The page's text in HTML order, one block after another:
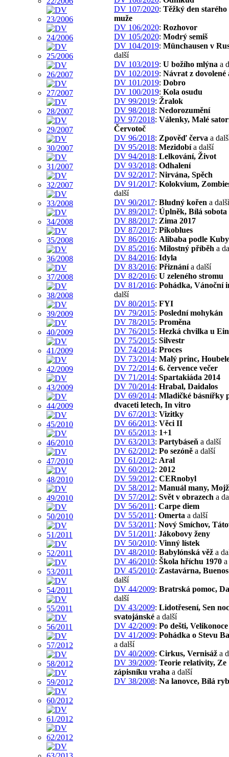
DV 107/2020: Těžký den starého
muže
DV 106/2020: Rozhovor
DV 105/2020: Modrý semiš
DV 104/2019: Münchausen v
další
DV 103/2019: U božího mlýna a
DV 102/2019: Návrat z dovolené
DV 101/2019: Dobro
DV 100/2019: Kola osudu
DV 99/2019: Žralok
DV 98/2018: Nedorozumění
DV 97/2018: Válenky, Malé
Červotoč
DV 96/2018: Zpověď červa a
DV 95/2018: Mezidobía další
DV 94/2018: Lelkování, Život
DV 93/2018: Odhalení
DV 92/2017: Nirvána, Spěch
DV 91/2017: Kolokvium,
další
DV 90/2017: Bludný kořen a další
DV 89/2017: Úplněk, Bílá sobota
DV 88/2017: Zima 2017
DV 87/2017: Pikoblues
DV 86/2016: Alibaba podle Kuby
DV 85/2016: Milostný příběh a
DV 84/2016: Idyla
DV 83/2016: Přiznánía další
DV 82/2016: U zeleného stromu
DV 81/2016: Pohádka, Vánoční
další
DV 80/2015: FYI
DV 79/2015: Poslední mohykán
DV 78/2015: Proměna
DV 76/2015: Hezká chvilka u
DV 75/2015: Silvestr
DV 74/2014: Proces
DV 73/2014: Malý princ,
DV 72/2014: 6. července večer
DV 71/2014: Spartakiáda 2014
DV 70/2014: Hrabal, Daidalos
DV 69/2014: Mladičké básnířky
dvaceti letech, In vitro
DV 67/2013: Vizitky
DV 66/2013: Věci II
DV 65/2013: 1+1
DV 63/2013: Partybáseň a další
DV 62/2012: Po sezóně a další
DV 61/2012: Aral
DV 60/2012: 2012
DV 59/2012: CERnobyl
DV 58/2012: Manuál many,
DV 57/2012: Svět v obrazech a
DV 56/2011 : Carpe diem
DV 55/2011 : Omerta a další
DV 53/2011 : Nový Smíchov,
DV 51/2011 : Jákobovy ženy
DV 50/2010: Vinný lístek
DV 48/2010: Babylónská věž a
DV 46/2010: Škola hříchu 1970
DV 45/2010: Zastavárna,
další
DV 44/2009: Bratrská pomoc,
další
DV 43/2009: Lidotřesení, Sen
svatojánské a další
DV 42/2009: Po dešti,
DV 41/2009: Pohádka o Stevu
a další
DV 40/2009: Cirkus, Vernisáž a
DV 39/2009: Teorie relativity, Ze
zápisníku vraha a další
DV 38/2008: Na lanovce, Bílá